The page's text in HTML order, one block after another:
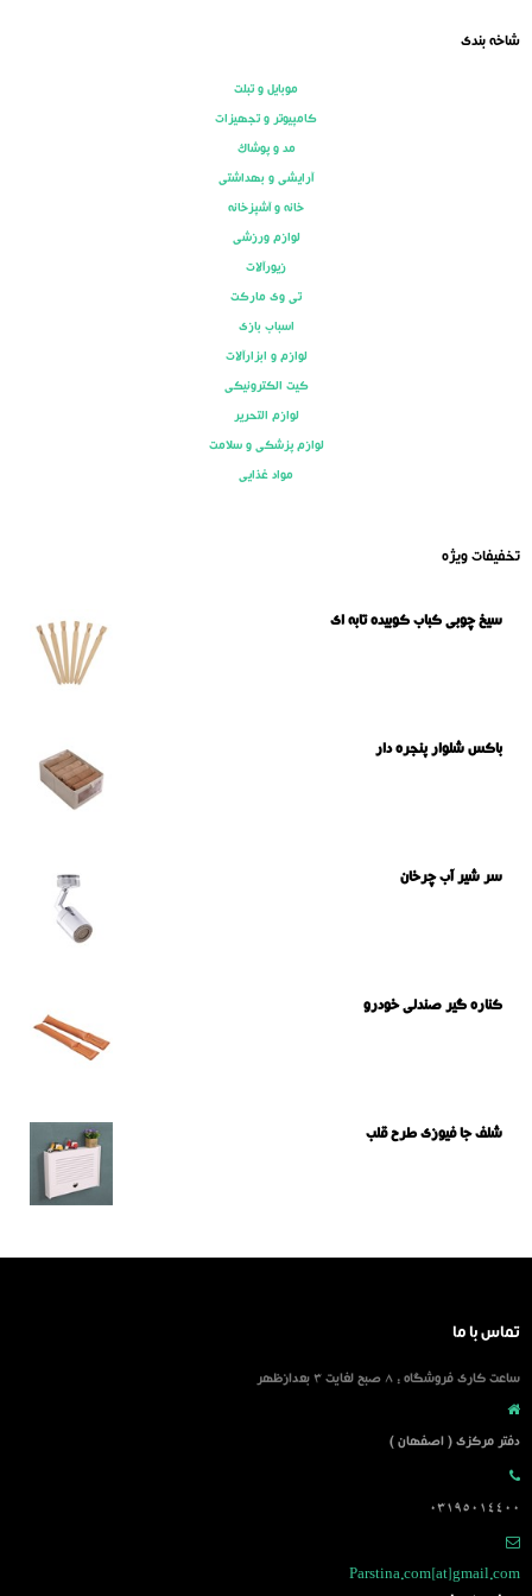
شاخه بندی
موبایل و تبلت
کامپیوتر و تجهیزات
مد و پوشاک
آرایشی و بهداشتی
خانه و آشپزخانه
لوازم ورزشی
زیورآلات
تی وی مارکت
اسباب بازی
لوازم و ابزارآلات
کیت الکترونیکی
لوازم التحریر
لوازم پزشکی و سلامت
مواد غذایی
تخفیفات ویژه
سیخ چوبی کباب کوبیده تابه ای
باکس شلوار پنجره دار
سر شیر آب چرخان
کناره گیر صندلی خودرو
شلف جا فیوزی طرح قلب
تماس با ما
ساعت کاری فروشگاه : 8 صبح لغایت 3 بعدازظهر
دفتر مرکزی ( اصفهان )
03195014400
Parstina.com[at]gmail.com